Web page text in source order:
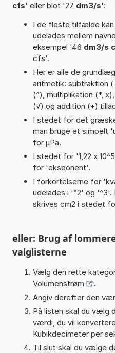
cfs' eller blot '27 dm3/s':
I de fleste tilfælde
udelades mellem
eksempel '46 dm3/s
cfs'.
Her er alle de
aritmetik: subtraktion
(^), multiplikation (*,
(√) og addition (+)
I stedet for det
man bruge et simpelt
for µPa.
I stedet for '1,22 x
for 'eksponent'.
I forkortelserne for
udelades i '^2' og '^3'.
skrives cm2 i stedet
eller: Brug af
valglisterne
Vælg den rette
Volumenstrøm
'.
Angiv derefter den
På listen skal du vælg
værdi, du vil
Kubikdecimeter per
Til slut skal du vælge